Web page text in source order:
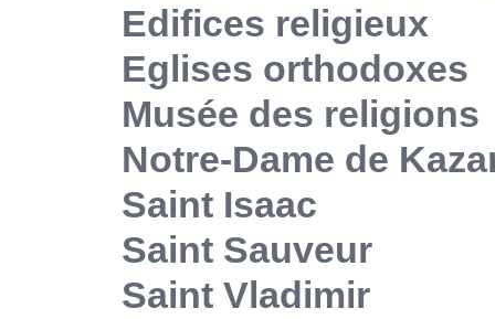
Edifices religieux
Eglises orthodoxes
Musée des religions
Notre-Dame de
Saint Isaac
Saint Sauveur
Saint Vladimir